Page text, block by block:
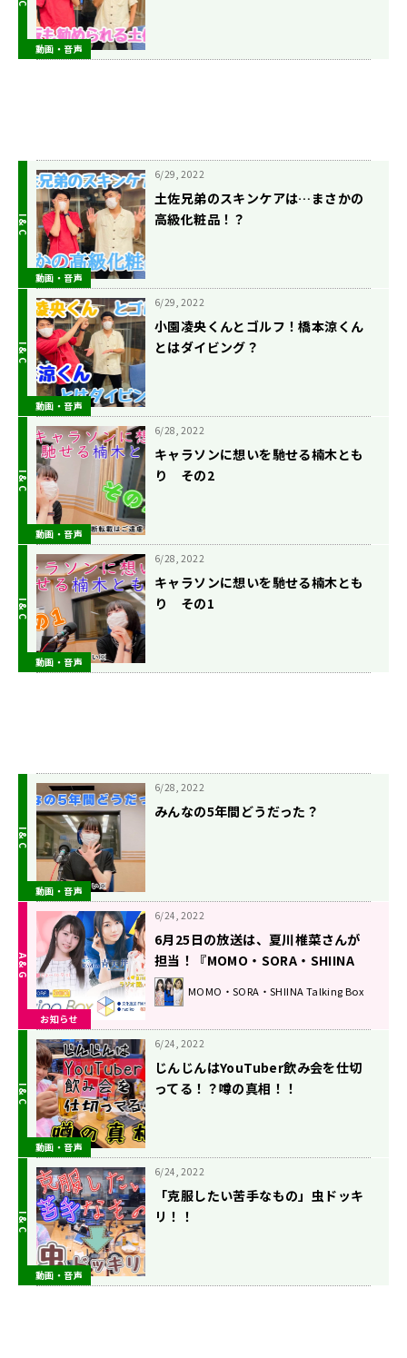
動画・音声
動画・音声
6/29, 2022
土佐兄弟のスキンケアは…まさかの
高級化粧品！？
動画・音声
6/29, 2022
小園凌央くんとゴルフ！橋本涼くん
とはダイビング？
動画・音声
6/28, 2022
キャラソンに想いを馳せる楠木とも
り その2
動画・音声
6/28, 2022
キャラソンに想いを馳せる楠木とも
り その1
動画・音声
6/28, 2022
みんなの5年間どうだった？
お知らせ
6/24, 2022
6月25日の放送は、夏川椎菜さんが
担当！『MOMO・SORA・SHIINA
Talking Box』
MOMO・SORA・SHIINA Talking Box
動画・音声
6/24, 2022
じんじんはYouTuber飲み会を仕切
ってる！？噂の真相！！
動画・音声
6/24, 2022
「克服したい苦手なもの」虫ドッキ
リ！！